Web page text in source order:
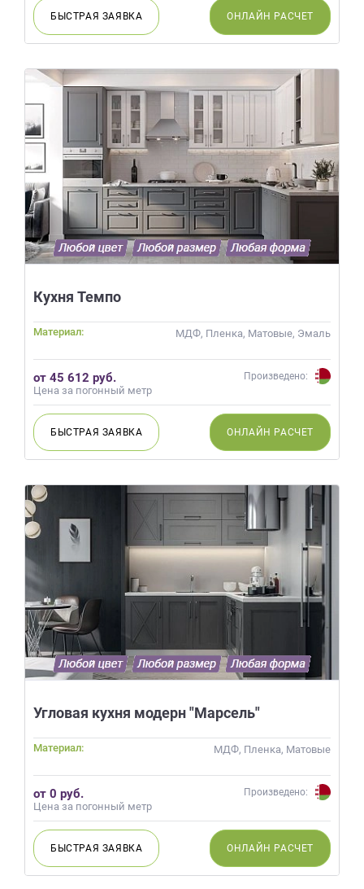
БЫСТРАЯ ЗАЯВКА ОНЛАЙН РАСЧЕТ
Кухня Темпо
Материал: МДФ, Пленка, Матовые, Эмаль
от 45 612 руб.
Цена за погонный метр
Произведено:
БЫСТРАЯ ЗАЯВКА ОНЛАЙН РАСЧЕТ
Угловая кухня модерн "Марсель"
Материал: МДФ, Пленка, Матовые
от 0 руб.
Цена за погонный метр
Произведено:
БЫСТРАЯ ЗАЯВКА ОНЛАЙН РАСЧЕТ